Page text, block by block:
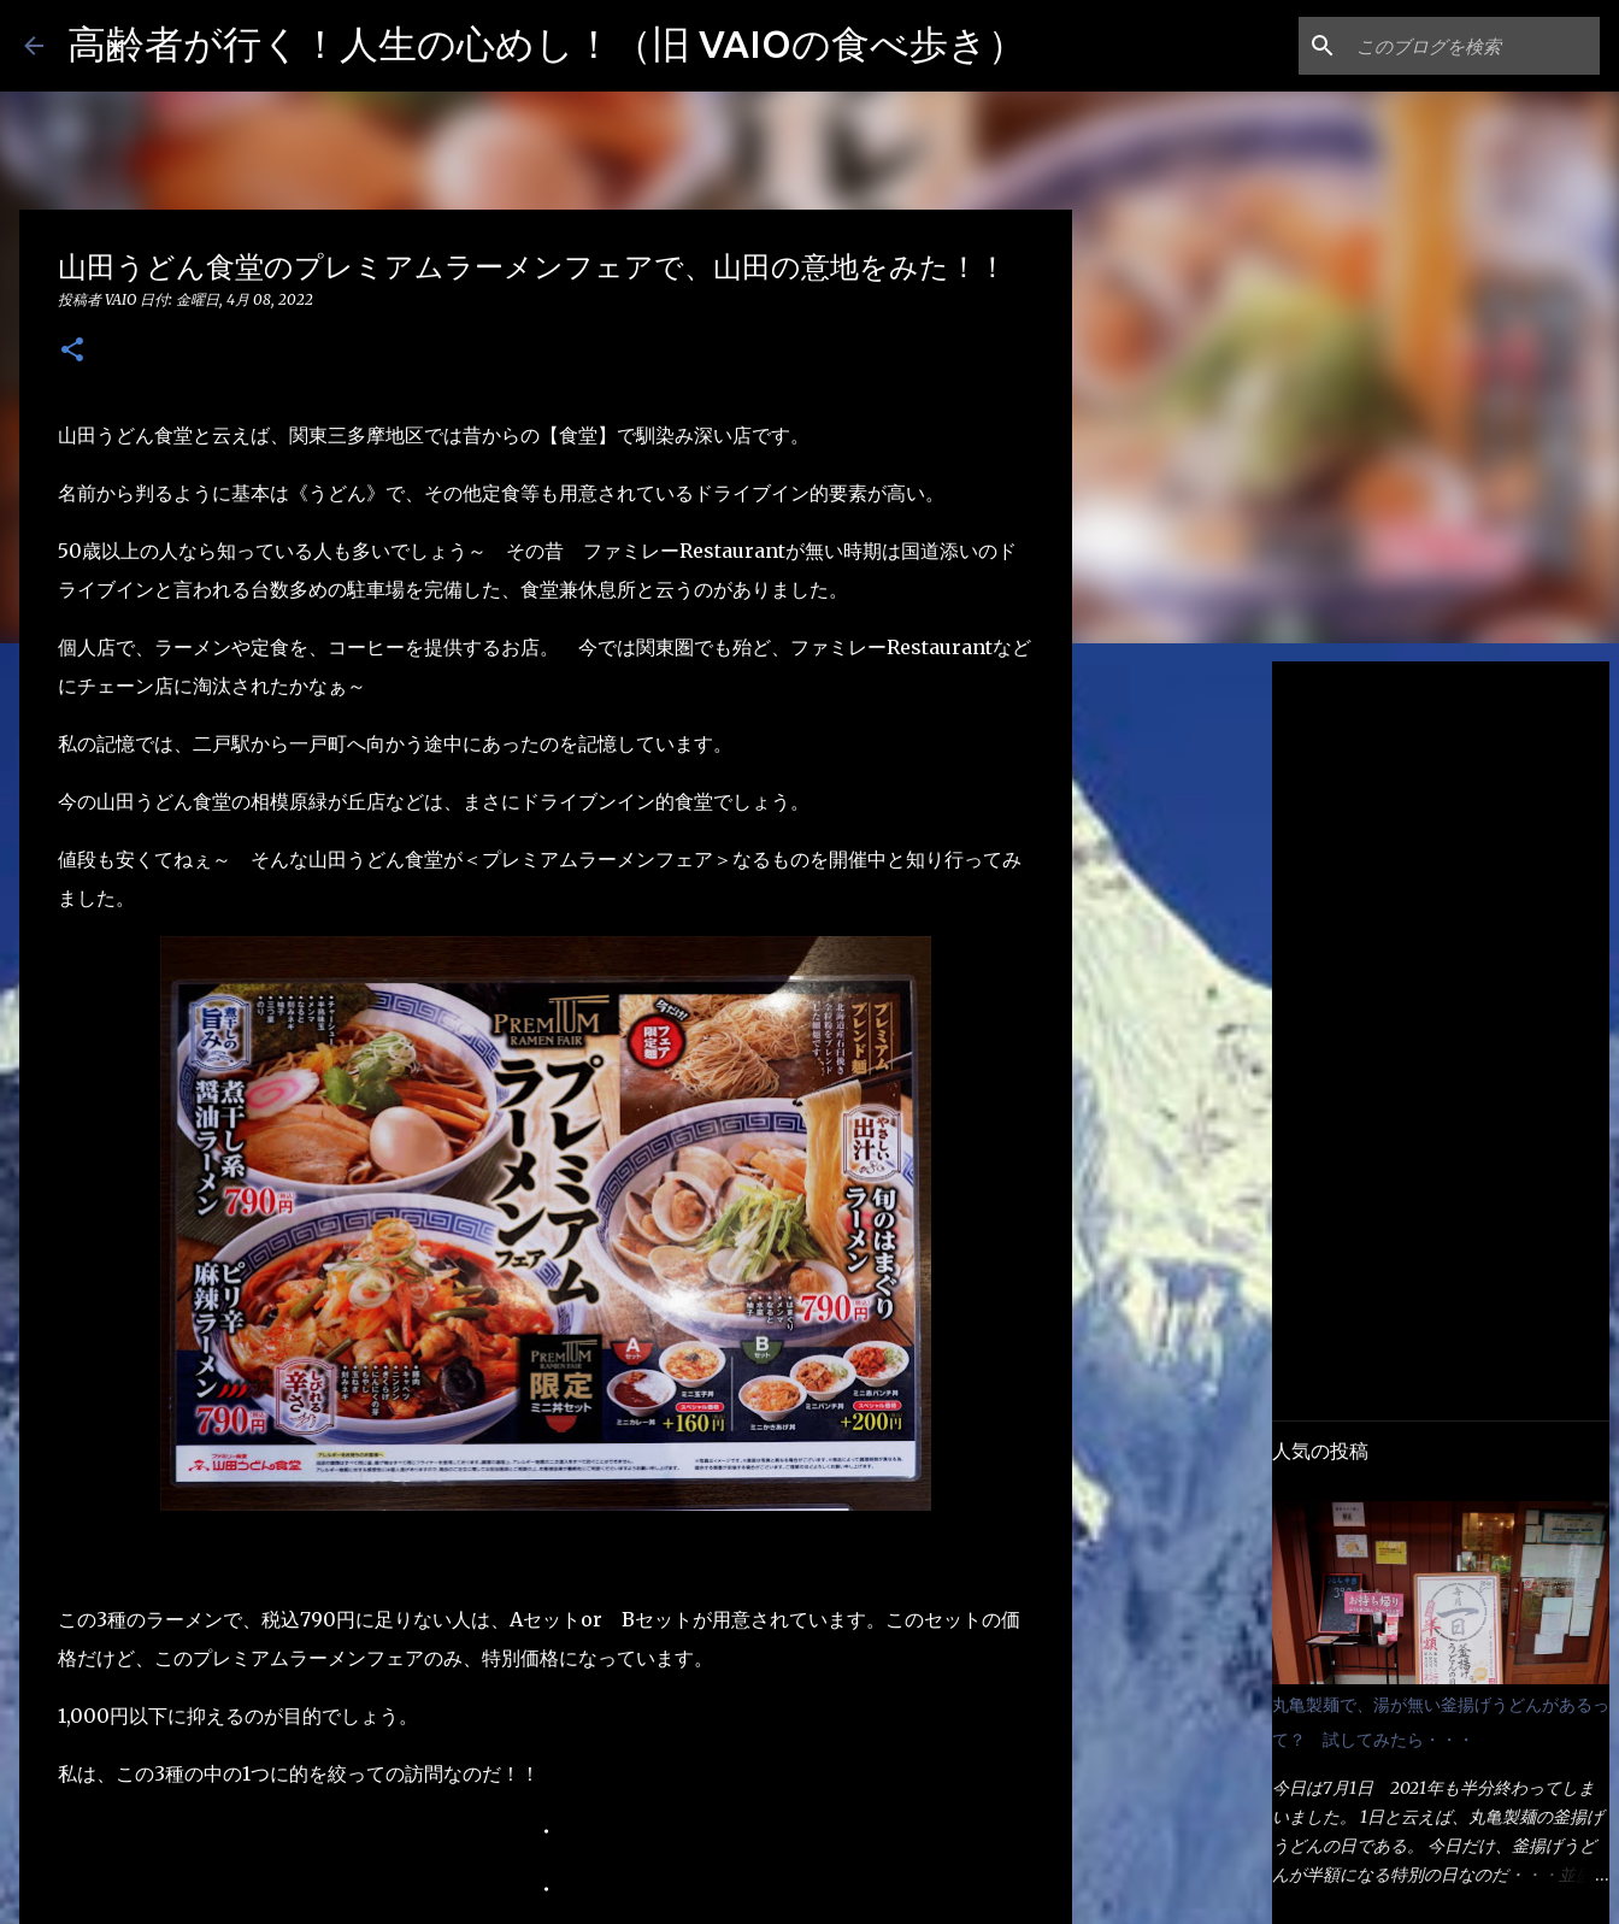
スキップしてメイン コンテンツに移動
高齢者が行く！人生の心めし！（旧 VAIOの食べ歩き）
山田うどん食堂のプレミアムラーメンフェアで、山田の意地をみた！！
投稿者VAIO 日付: 金曜日, 4月 08, 2022
山田うどん食堂と云えば、関東三多摩地区では昔からの【食堂】で馴染み深い店です。
名前から判るように基本は《うどん》で、その他定食等も用意されているドライブイン的要素が高い。
50歳以上の人なら知っている人も多いでしょう～ その昔 ファミレーRestaurantが無い時期は国道添いのド
ライブインと言われる台数多めの駐車場を完備した、食堂兼休息所と云うのがありました。
個人店で、ラーメンや定食を、コーヒーを提供するお店。 今では関東圏でも殆ど、ファミレーRestaurantなど
にチェーン店に淘汰されたかなぁ～
私の記憶では、二戸駅から一戸町へ向かう途中にあったのを記憶しています。
今の山田うどん食堂の相模原緑が丘店などは、まさにドライブンイン的食堂でしょう。
値段も安くてねぇ～ そんな山田うどん食堂が＜プレミアムラーメンフェア＞なるものを開催中と知り行ってみ
ました。
この3種のラーメンで、税込790円に足りない人は、Aセットor Bセットが用意されています。このセットの価
格だけど、このプレミアムラーメンフェアのみ、特別価格になっています。
1,000円以下に抑えるのが目的でしょう。
私は、この3種の中の1つに的を絞っての訪問なのだ！！
・
・
人気の投稿
丸亀製麺で、湯が無い釜揚げうどんがあるっ
て？ 試してみたら・・・
今日は7月1日 2021年も半分終わってしま
いました。 1日と云えば、丸亀製麺の釜揚げ
うどんの日である。 今日だけ、釜揚げうど
んが半額になる特別の日なのだ・・・並盛